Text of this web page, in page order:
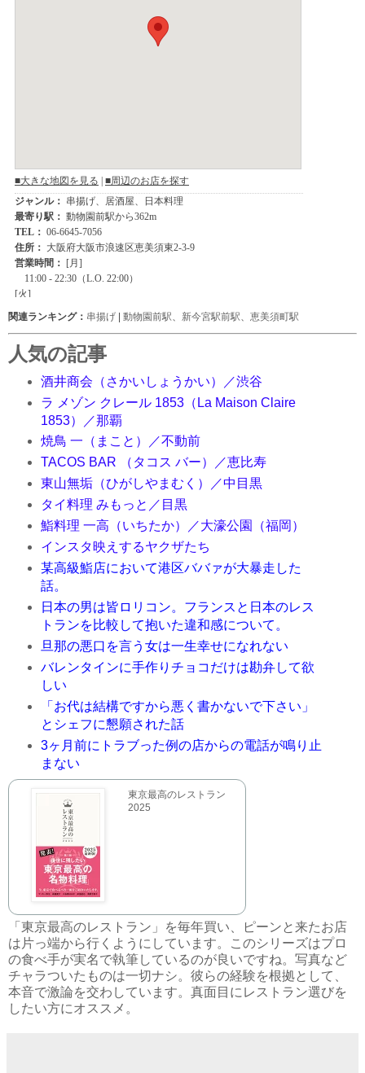
関連ランキング： 串揚げ | 動物園前駅 新今宮駅前駅 恵美須町駅
人気の記事
酒井商会（さかいしょうかい）／渋谷
ラ メゾン クレール 1853（La Maison Claire
1853）／那覇
焼鳥 一（まこと）／不動前
TACOS BAR （タコス バー）／恵比寿
東山無垢（ひがしやまむく）／中目黒
タイ料理 みもっと／目黒
鮨料理 一高（いちたか）／大濠公園（福岡）
インスタ映えするヤクザたち
某高級鮨店において港区ババァが大暴走した
話。
日本の男は皆ロリコン。フランスと日本のレス
トランを比較して抱いた違和感について。
旦那の悪口を言う女は一生幸せになれない
バレンタインに手作りチョコだけは勘弁して欲
しい
「お代は結構ですから悪く書かないで下さい」
とシェフに懇願された話
3ヶ月前にトラブった例の店からの電話が鳴り止
まない
東京最高のレストラン
2025
「東京最高のレストラン」を毎年買い、ピーンと来たお店
は片っ端から行くようにしています。このシリーズはプロ
の食べ手が実名で執筆しているのが良いですね。写真など
チャラついたものは一切ナシ。彼らの経験を根拠として、
本音で激論を交わしています。真面目にレストラン選びを
したい方にオススメ。